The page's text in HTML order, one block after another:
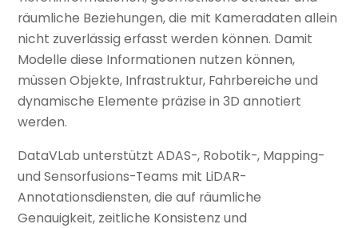
räumliche Beziehungen, die mit Kameradaten allein
nicht zuverlässig erfasst werden können. Damit
Modelle diese Informationen nutzen können,
müssen Objekte, Infrastruktur, Fahrbereiche und
dynamische Elemente präzise in 3D annotiert
werden.
DataVLab unterstützt ADAS-, Robotik-, Mapping-
und Sensorfusions-Teams mit LiDAR-
Annotationsdiensten, die auf räumliche
Genauigkeit, zeitliche Konsistenz und